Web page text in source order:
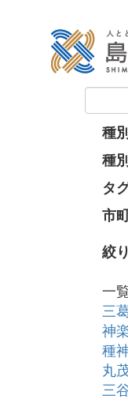
種
種
タ
市
絞
一
三
神
種
丸
三